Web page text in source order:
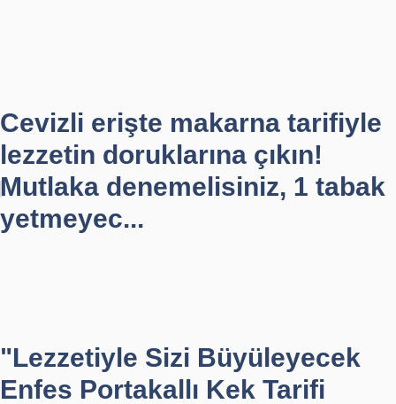
Cevizli erişte makarna tarifiyle
lezzetin doruklarına çıkın!
Mutlaka denemelisiniz, 1 tabak
yetmeyec...
"Lezzetiyle Sizi Büyüleyecek
Enfes Portakallı Kek Tarifi